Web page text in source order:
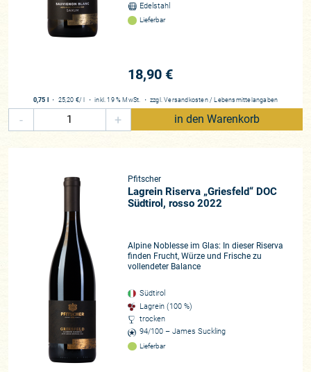
Edelstahl
Lieferbar
18,90 €
0,75 l ・ 25,20 €/ l ・inkl. 19 % MwSt. ・ zzgl.Versandkosten / Lebensmittelangaben
- + in den Warenkorb
Pfitscher
Lagrein Riserva „Griesfeld“ DOC
Südtirol, rosso 2022
Alpine Noblesse im Glas: In dieser Riserva
finden Frucht, Würze und Frische zu
vollendeter Balance
Südtirol
Lagrein (100 %)
trocken
94/100 – James Suckling
Lieferbar